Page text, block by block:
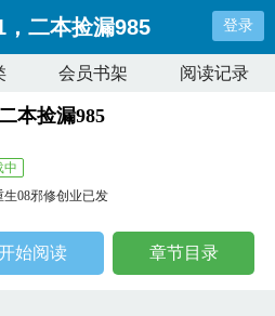
，二本捡漏985 登录
会员书架 阅读记录
本捡漏985
中
生08邪修创业已发
始阅读 章节目录